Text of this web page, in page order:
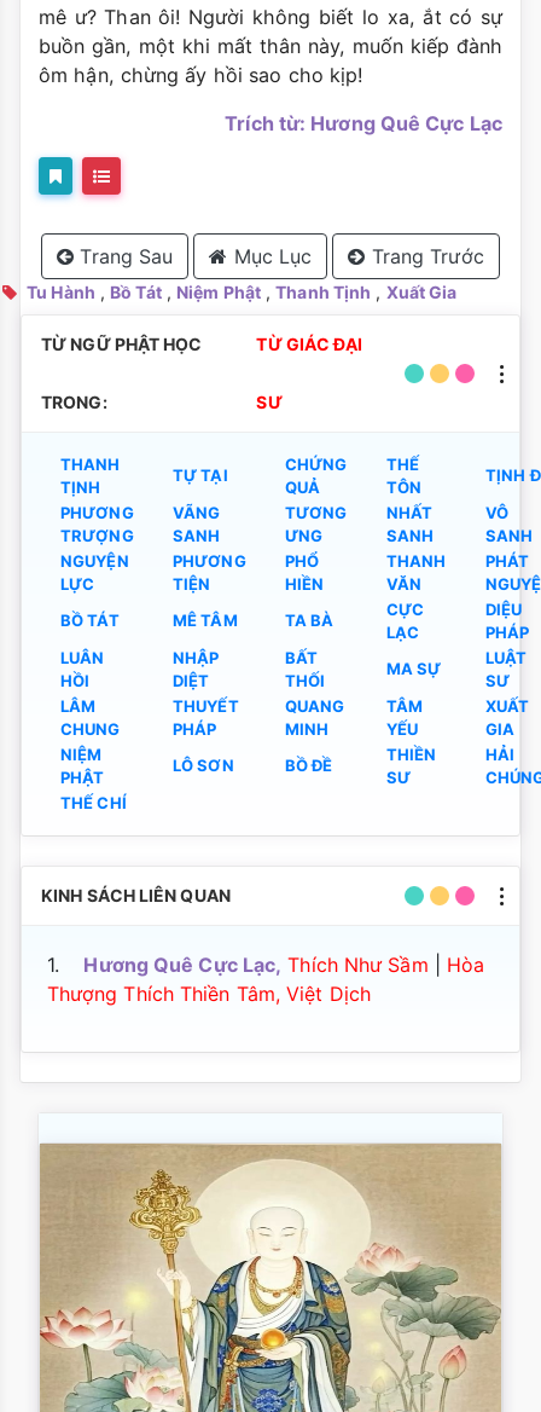
mê ư? Than ôi! Người không biết lo xa, ắt có sự
buồn gần, một khi mất thân này, muốn kiếp đành
ôm hận, chừng ấy hồi sao cho kịp!
Trích từ: Hương Quê Cực Lạc
Trang Sau Mục Lục Trang Trước
Tu Hành , Bồ Tát , Niệm Phật ,Thanh Tịnh , Xuất Gia
TỪ NGỮ PHẬT HỌC
TRONG:
TỪ GIÁC ĐẠI
SƯ
THANH
TỊNH
TỰ TẠI
CHỨNG
QUẢ
THẾ
TÔN
TỊNH
PHƯƠNG
TRƯỢNG
VÃNG
SANH
TƯƠNG
ƯNG
NHẤT
SANH
VÔ
SANH
NGUYỆN
LỰC
PHƯƠNG
TIỆN
PHỔ
HIỀN
THANH
VĂN
PHÁT
BỒ TÁT
MÊ TÂM TA BÀ
CỰC
LẠC
DIỆU
PHÁP
LUÂN
HỒI
NHẬP
DIỆT
BẤT
THỐI
MA SỰ
LUẬT
SƯ
LÂM
CHUNG
THUYẾT
PHÁP
QUANG
MINH
TÂM
YẾU
XUẤT
GIA
NIỆM
PHẬT
LÔ SƠN BỒ ĐỀ
THIỀN
SƯ
HẢI
THẾ CHÍ
KINH SÁCH LIÊN QUAN
1. Hương Quê Cực Lạc, Thích Như Sầm
Hòa
Thượng Thích Thiền Tâm, Việt Dịch